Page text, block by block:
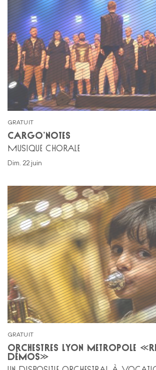
GRATUIT
CARGO’NOTES
MUSIQUE CHORALE
dim. 22 juin
GRATUIT
ORCHESTRES LYON MÉTROPOLE
DÉMOS»